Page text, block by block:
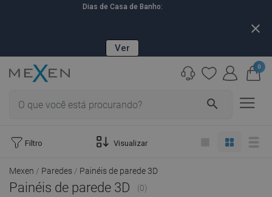
Dias de Casa de Banho:
Ver
close
search
0
Filtro Visualizar
Mexen Paredes Painéis de parede 3D
Painéis de parede 3D (0)